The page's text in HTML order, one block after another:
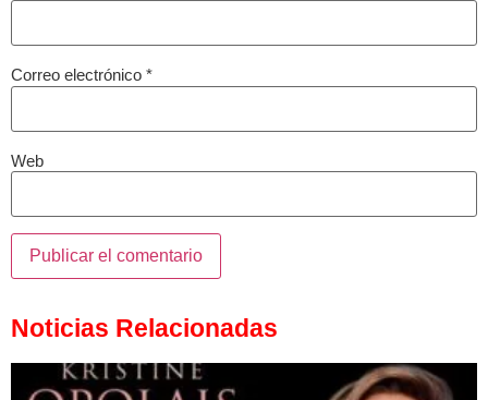
Correo electrónico *
Web
Noticias Relacionadas